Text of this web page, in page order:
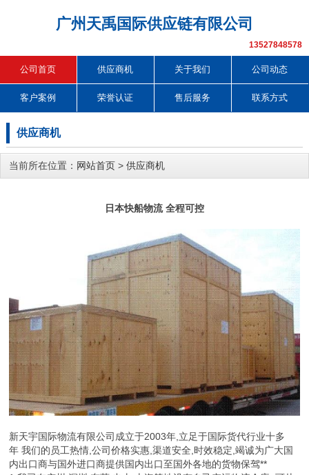
广州天禹国际供应链有限公司
13527848578
公司首页 供应商机 关于我们 公司动态
客户案例 荣誉认证 售后服务 联系方式
供应商机
当前所在位置： 网站首页 > 供应商机
日本快船物流 全程可控
新天宇国际物流有限公司成立于2003年,立足于国际货代行业十多
年 我们的员工热情,公司价格实惠,渠道安全,时效稳定,竭诚为广大国
内出口商与国外进口商提供国内出口至国外各地的货物保驾**